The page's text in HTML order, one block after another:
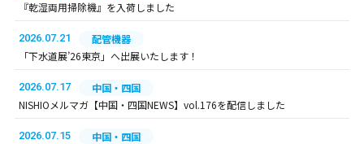
『乾湿両用掃除機』を入荷しました
2026.07.21
配管機器
「下水道展’26東京」へ出展いたします！
2026.07.17
中国・四国
NISHIOメルマガ【中国・四国NEWS】vol.176を配信しました
2026.07.15
中国・四国